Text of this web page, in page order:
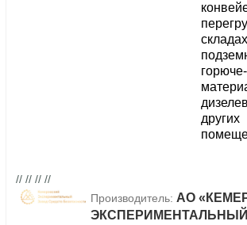
// // // //
Производитель: АО